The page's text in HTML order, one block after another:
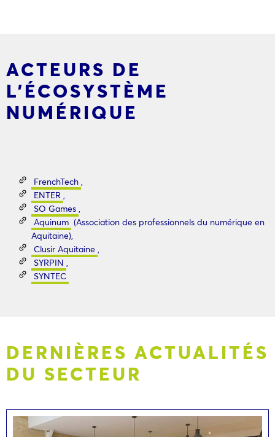
ACTEURS DE
L’ÉCOSYSTÈME
NUMÉRIQUE
FrenchTech ,
ENTER ,
SO Games ,
Aquinum (Association des professionnels du numérique en
Aquitaine),
Clusir Aquitaine ,
SYRPIN ,
SYNTEC
DERNIÈRES ACTUALITÉS
DU SECTEUR